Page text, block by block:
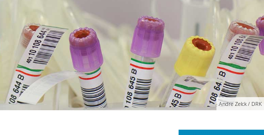
Andre Zelck / DRK